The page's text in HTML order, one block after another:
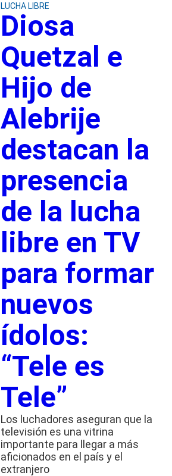
LUCHA LIBRE
Diosa
Quetzal e
Hijo de
Alebrije
destacan la
presencia
de la lucha
libre en TV
para formar
nuevos
ídolos:
“Tele es
Tele”
Los luchadores aseguran que la
televisión es una vitrina
importante para llegar a más
aficionados en el país y el
extranjero